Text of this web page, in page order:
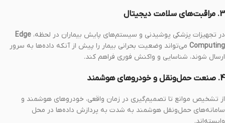
3. مراقبت‌های سلامت دیجیتال
در تجهیزات پزشکی پوشیدنی و سیستم‌های پایش بیماران در لحظه، Edge
Computing می‌تواند وضعیت بحرانی بیمار را پیش از آنکه داده‌ها به سرور
ارسال شوند، شناسایی و واکنش فوری فراهم کند.
4. صنعت حمل‌ونقل و خودروهای هوشمند
از تشخیص موانع تا تصمیم‌گیری در زمان واقعی، خودروهای هوشمند و
سامانه‌های حمل‌ونقل هوشمند به شدت به پردازش داده‌ها در محل